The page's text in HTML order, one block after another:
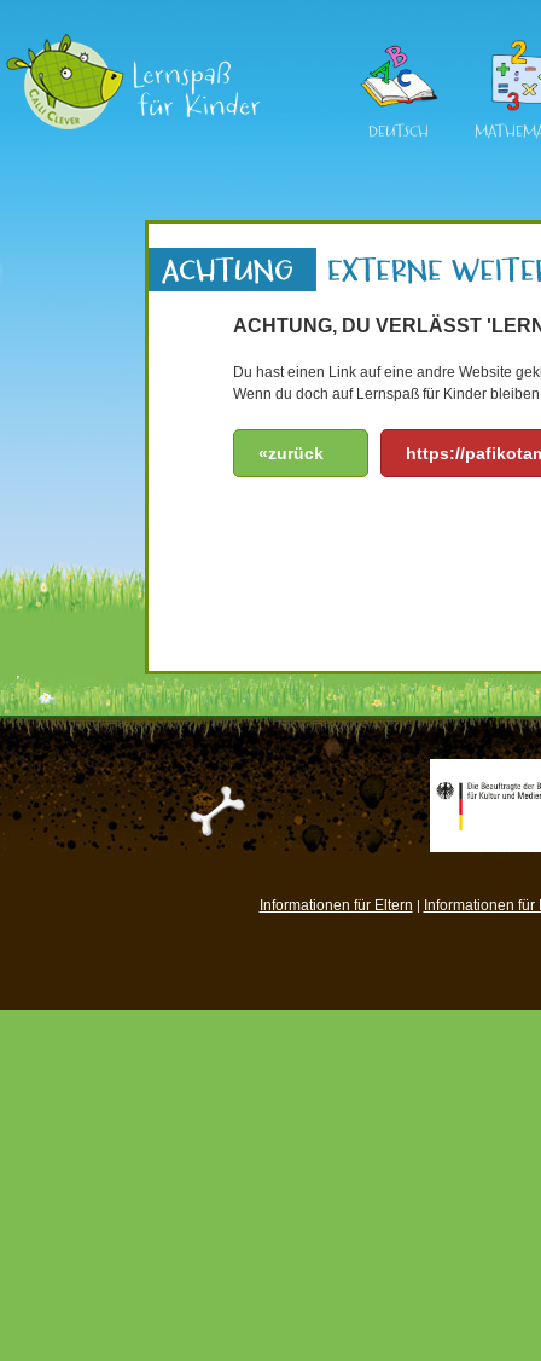
DEUTSCH
ACHTUNG, DU VERLÄSST
Du hast einen Link auf eine andre Website
Wenn du doch auf Lernspaß für Kinder
«zurück https://
Informationen für Eltern | Informationen für